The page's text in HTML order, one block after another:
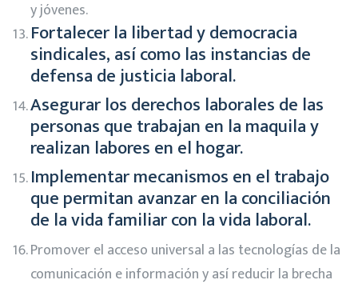
y jóvenes.
Fortalecer la libertad y democracia
sindicales, así como las instancias de
defensa de justicia laboral.
Asegurar los derechos laborales de las
personas que trabajan en la maquila y
realizan labores en el hogar.
Implementar mecanismos en el trabajo
que permitan avanzar en la conciliación
de la vida familiar con la vida laboral.
Promover el acceso universal a las tecnologías de la
comunicación e información y así reducir la brecha